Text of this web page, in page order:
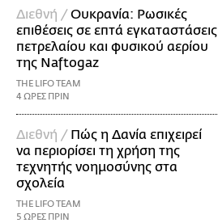
Διεθνή /Ουκρανία: Ρωσικές
επιθέσεις σε επτά εγκαταστάσεις
πετρελαίου και φυσικού αερίου
της Naftogaz
THE LIFO TEAM
4 ΩΡΕΣ ΠΡΙΝ
Διεθνή / Πώς η Δανία επιχειρεί
να περιορίσει τη χρήση της
τεχνητής νοημοσύνης στα
σχολεία
THE LIFO TEAM
5 ΩΡΕΣ ΠΡΙΝ